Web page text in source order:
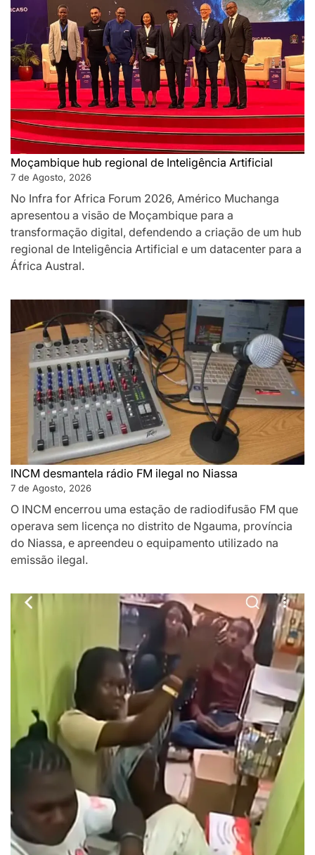
Moçambique hub regional de Inteligência Artificial
7 de Agosto, 2026
No Infra for Africa Forum 2026, Américo Muchanga
apresentou a visão de Moçambique para a
transformação digital, defendendo a criação de um hub
regional de Inteligência Artificial e um datacenter para a
África Austral.
INCM desmantela rádio FM ilegal no Niassa
7 de Agosto, 2026
O INCM encerrou uma estação de radiodifusão FM que
operava sem licença no distrito de Ngauma, província
do Niassa, e apreendeu o equipamento utilizado na
emissão ilegal.